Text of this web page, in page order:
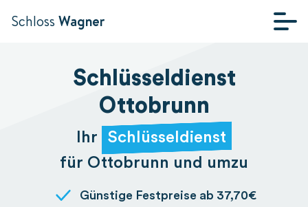
Schloss Wagner
Schlüsseldienst
Ottobrunn
Ihr
Schlüsseldienst
für Ottobrunn und umzu
Günstige Festpreise ab 37,70€